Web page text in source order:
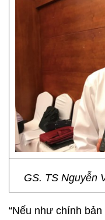
GS. TS Nguyễn
“Nếu như chính